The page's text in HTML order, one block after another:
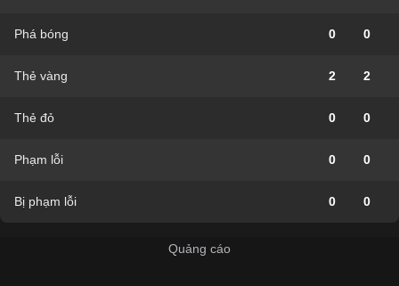
Phá bóng 0 0
Thẻ vàng 2 2
Thẻ đỏ 0 0
Phạm lỗi 0 0
Bị phạm lỗi 0 0